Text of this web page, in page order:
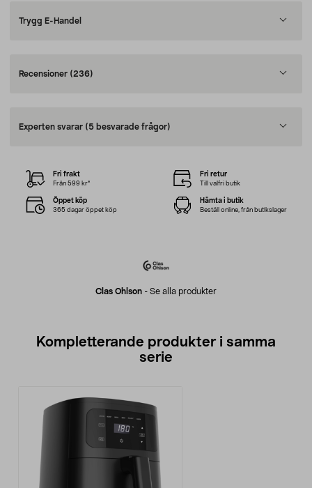
Trygg E-Handel
Recensioner (236)
Experten svarar (5 besvarade frågor)
Clas Ohlson - Se alla produkter
Fri frakt
Från 599 kr*
Fri retur
Till valfri butik
Öppet köp
365 dagar öppet köp
Hämta i butik
Beställ online, från butikslager
Kompletterande produkter i samma
serie